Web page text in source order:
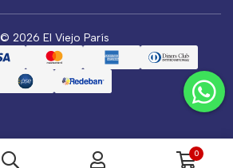
© 2026 El Viejo París
0